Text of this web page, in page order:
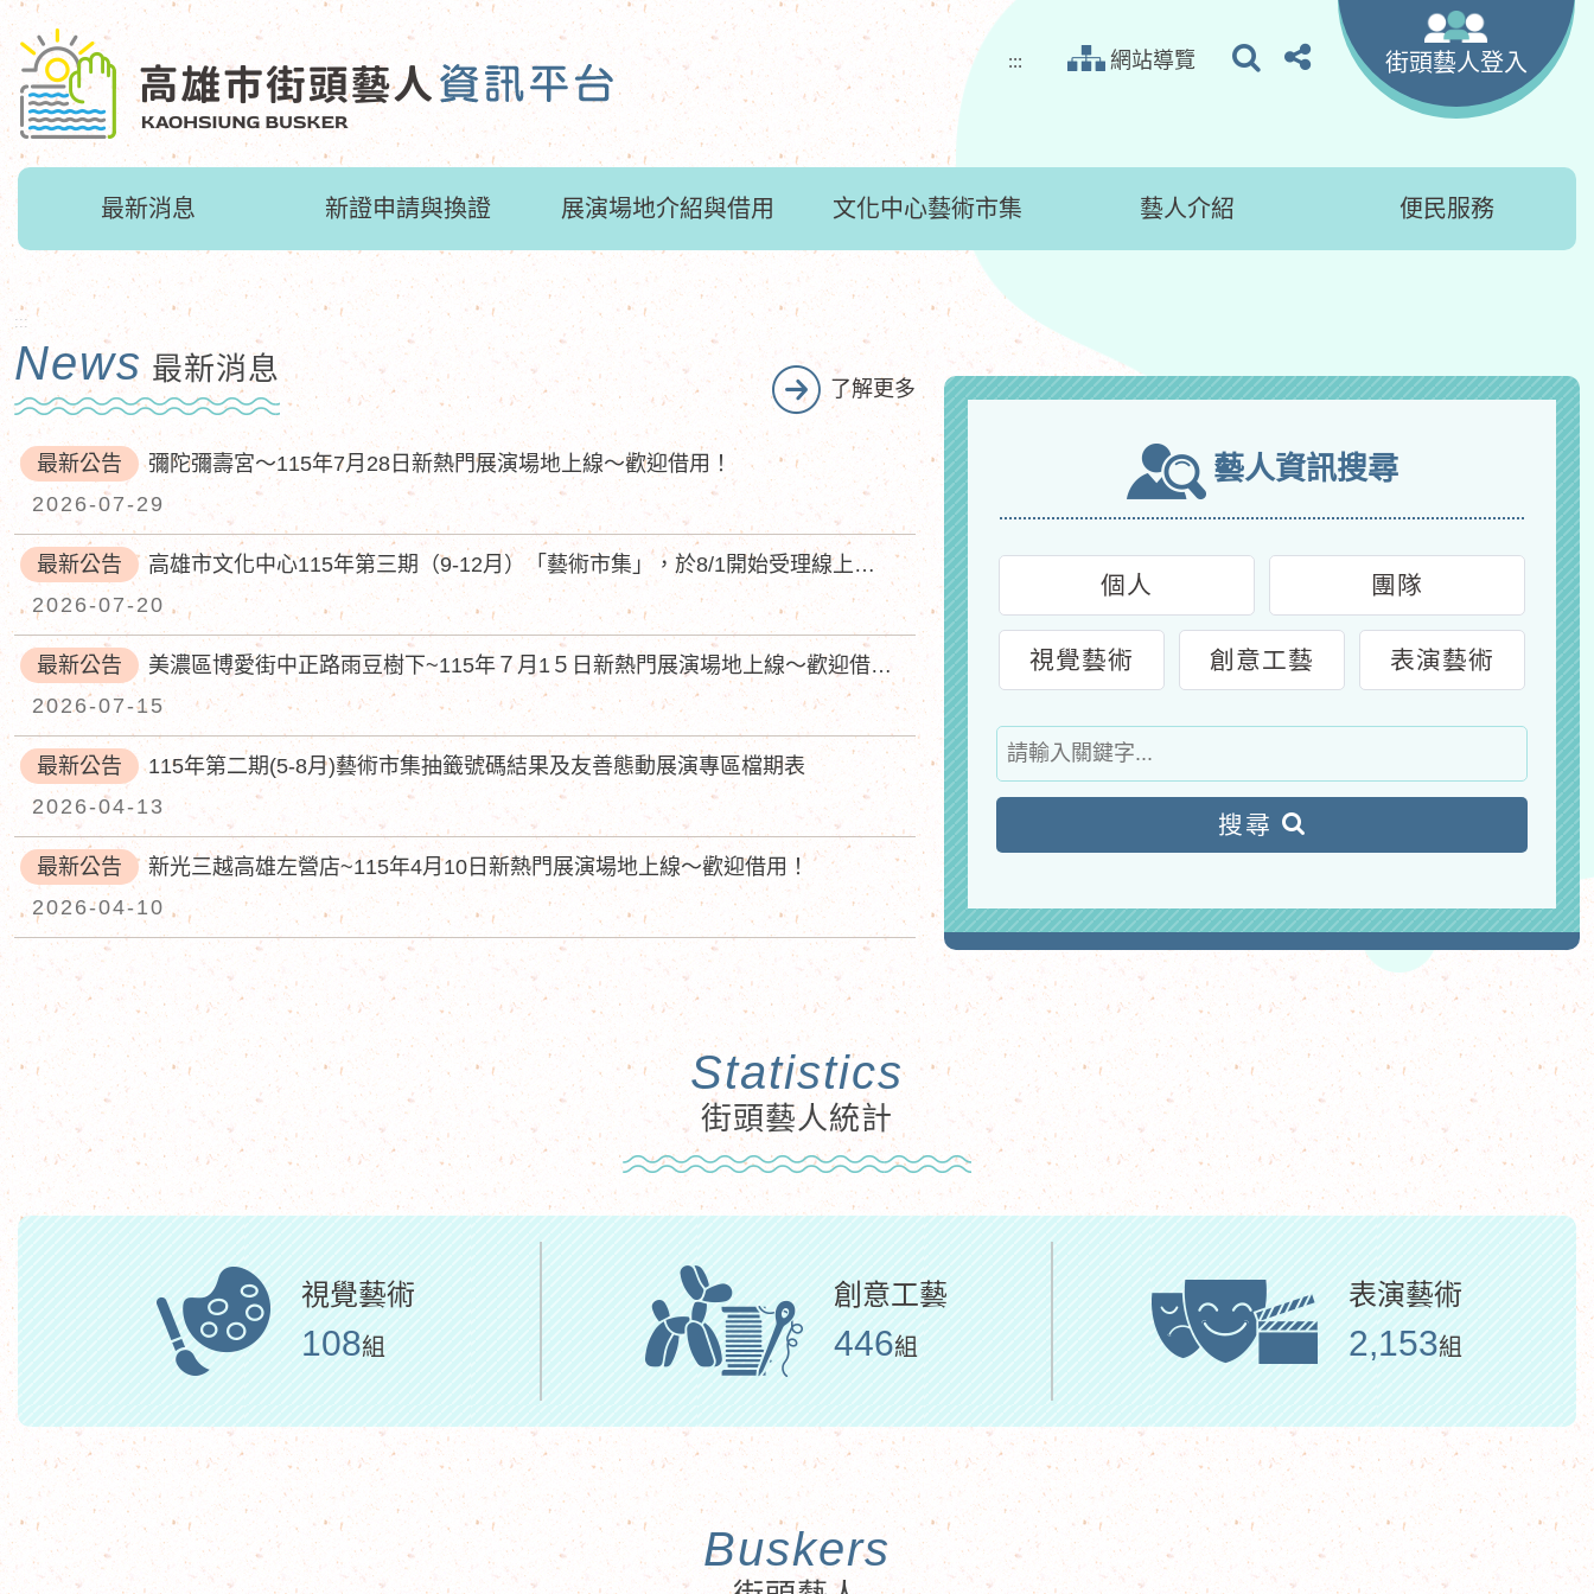
跳
到
要
內
容
區
::: 網站導覽 搜尋 分享 街頭藝人登入
最新消息 新證申請與換證 展演場地介紹與借用 文化中心藝術市集 藝人介紹 便民服務
:::
News 最新消息
了解更多
最新公告 彌陀彌壽宮～115年7月28日新熱門展演場地上線～歡迎借用！
2026-07-29
最新公告 高雄市文化中心115年第三期（9-12月）「藝術市集」，於8/1開始受理線上報名！
2026-07-20
最新公告 美濃區博愛街中正路雨豆樹下~115年７月1５日新熱門展演場地上線～歡迎借用！
2026-07-15
最新公告 115年第二期(5-8月)藝術市集抽籤號碼結果及友善態動展演專區檔期表
2026-04-13
最新公告 新光三越高雄左營店~115年4月10日新熱門展演場地上線～歡迎借用！
2026-04-10
藝人資訊搜尋
個人 團隊
視覺藝術 創意工藝 表演藝術
藝
人
搜
搜尋
Statistics
街頭藝人統計
視覺藝術
108組
創意工藝
446組
表演藝術
2,153組
Buskers